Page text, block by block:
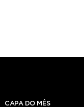
CAPA DO MÊS